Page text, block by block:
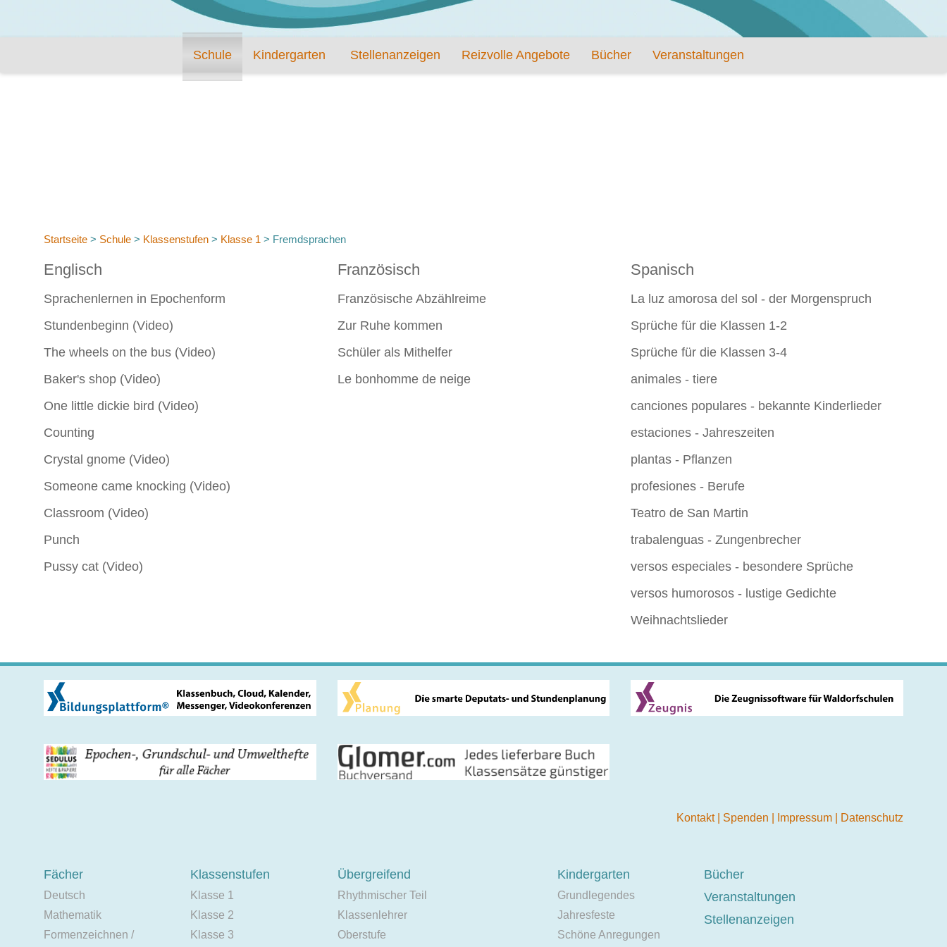
Schule Kindergarten Stellenanzeigen Reizvolle Angebote Bücher Veranstaltungen
Startseite > Schule > Klassenstufen > Klasse 1 > Fremdsprachen
Englisch
Sprachenlernen in Epochenform
Stundenbeginn (Video)
The wheels on the bus (Video)
Baker's shop (Video)
One little dickie bird (Video)
Counting
Crystal gnome (Video)
Someone came knocking (Video)
Classroom (Video)
Punch
Pussy cat (Video)
Französisch
Französische Abzählreime
Zur Ruhe kommen
Schüler als Mithelfer
Le bonhomme de neige
Spanisch
La luz amorosa del sol - der Morgenspruch
Sprüche für die Klassen 1-2
Sprüche für die Klassen 3-4
animales - tiere
canciones populares - bekannte Kinderlieder
estaciones - Jahreszeiten
plantas - Pflanzen
profesiones - Berufe
Teatro de San Martin
trabalenguas - Zungenbrecher
versos especiales - besondere Sprüche
versos humorosos - lustige Gedichte
Weihnachtslieder
Kontakt Spenden Impressum Datenschutz
Fächer
Deutsch
Mathematik
Formenzeichnen /
Klassenstufen
Klasse 1
Klasse 2
Klasse 3
Übergreifend
Rhythmischer Teil
Klassenlehrer
Oberstufe
Kindergarten
Grundlegendes
Jahresfeste
Schöne Anregungen
Bücher
Veranstaltungen
Stellenanzeigen